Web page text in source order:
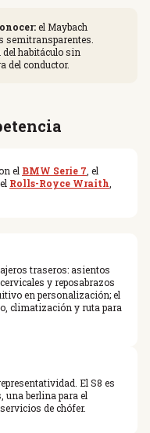
el Maybach
semitransparentes.
habitáculo sin
del conductor.
el BMW Serie 7, el
Rolls-Royce Wraith,
traseros: asientos
y reposabrazos
en personalización; el
climatización y ruta para
El S8 es
una berlina para el
de chófer.